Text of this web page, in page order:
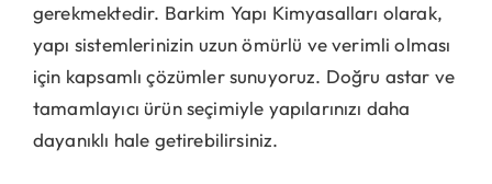
gerekmektedir. Barkim Yapı Kimyasalları olarak,
yapı sistemlerinizin uzun ömürlü ve verimli olması
için kapsamlı çözümler sunuyoruz. Doğru astar ve
tamamlayıcı ürün seçimiyle yapılarınızı daha
dayanıklı hale getirebilirsiniz.